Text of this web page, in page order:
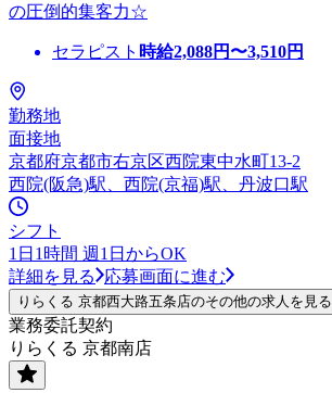
の圧倒的集客力☆
セラピスト 時給2,088円〜3,510円
勤務地
面接地
京都府京都市右京区西院東中水町13-2
西院(阪急)駅、西院(京福)駅、丹波口駅
シフト
1日1時間 週1日からOK
詳細を見る
応募画面に進む
りらくる 京都西大路五条店のその他の求人を見る
業務委託契約
りらくる 京都南店